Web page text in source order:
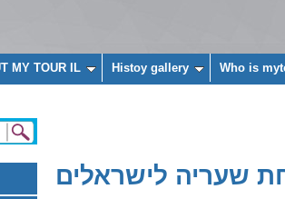
MY TOUR IL Histoy gallery Who is
שעריה לישראלים